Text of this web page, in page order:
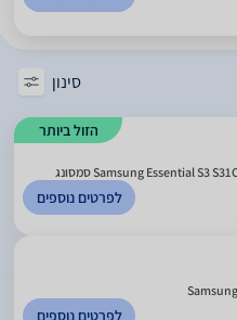
סינון
הזול ביותר
לפרטים נוספים
לפרטים נוספים